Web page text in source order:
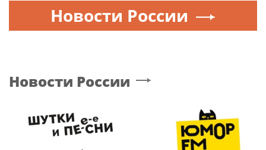
Новости России
Новости России